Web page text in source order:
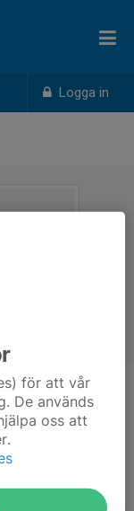
Logga in
för att vår
De används
oss att